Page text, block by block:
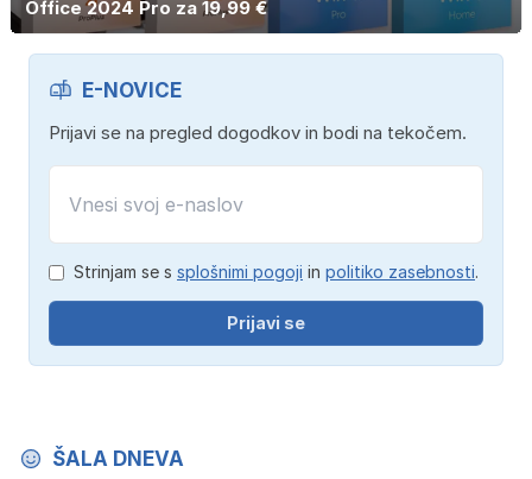
Office 2024 Pro za 19,99 €
E-NOVICE
Prijavi se na pregled dogodkov in bodi na tekočem.
Strinjam se s splošnimi pogoji in politiko zasebnosti.
Prijavi se
ŠALA DNEVA